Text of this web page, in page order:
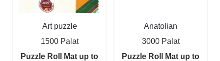
Art puzzle
1500 Palat
Puzzle Roll Mat up to
Anatolian
3000 Palat
Puzzle Roll Mat up to